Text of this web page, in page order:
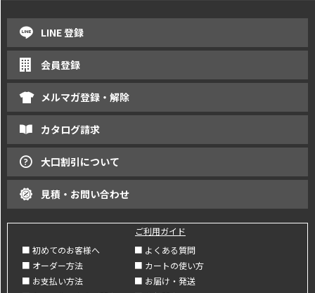
LINE 登録
会員登録
メルマガ登録・解除
カタログ請求
大口割引について
見積・お問い合わせ
ご利用ガイド
■ 初めてのお客様へ
■ よくある質問
■ オーダー方法
■ カートの使い方
■ お支払い方法
■ お届け・発送